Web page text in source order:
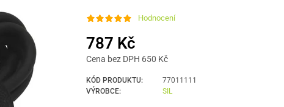
Hodnocení
787 Kč
Cena bez DPH 650 Kč
KÓD PRODUKTU:
77011111
VÝROBCE:
SIL